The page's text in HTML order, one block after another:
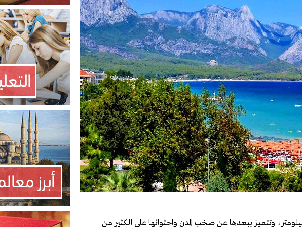
"كمر" جنوب غرب مدينة أنطاليا بمسافة 42 كيلومتر، وتتميز ببعدها عن صخب المدن واحتوائها على الكثير من